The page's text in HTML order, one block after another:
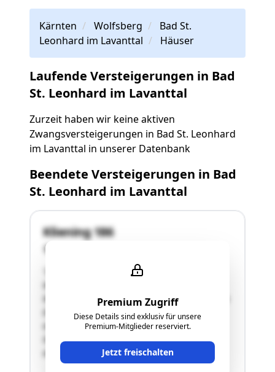
Kärnten Wolfsberg
Bad St.
Leonhard im Lavanttal
Häuser
Laufende Versteigerungen in Bad
St. Leonhard im Lavanttal
Zurzeit haben wir keine aktiven
Zwangsversteigerungen in Bad St. Leonhard
im Lavanttal in unserer Datenbank
Beendete Versteigerungen in Bad
St. Leonhard im Lavanttal
Premium Zugriff
Diese Details sind exklusiv für unsere
Premium-Mitglieder reserviert.
Jetzt freischalten
Kliening 186
"Die Liegenschaft EZ 260 befindet sich in der
Wohnsiedlung „Hofbauer“ nördlich von
Wiesenau und südlich von Bad St. Leonhard. Die
Erschließung und Zufahrt zum Grundstück
erfolgt von der Ostseite über die asphaltierte
Gemeindestraße.Das inzwischen rund 51 Jahre
alte Zweifamilienwohnhaus weist …"